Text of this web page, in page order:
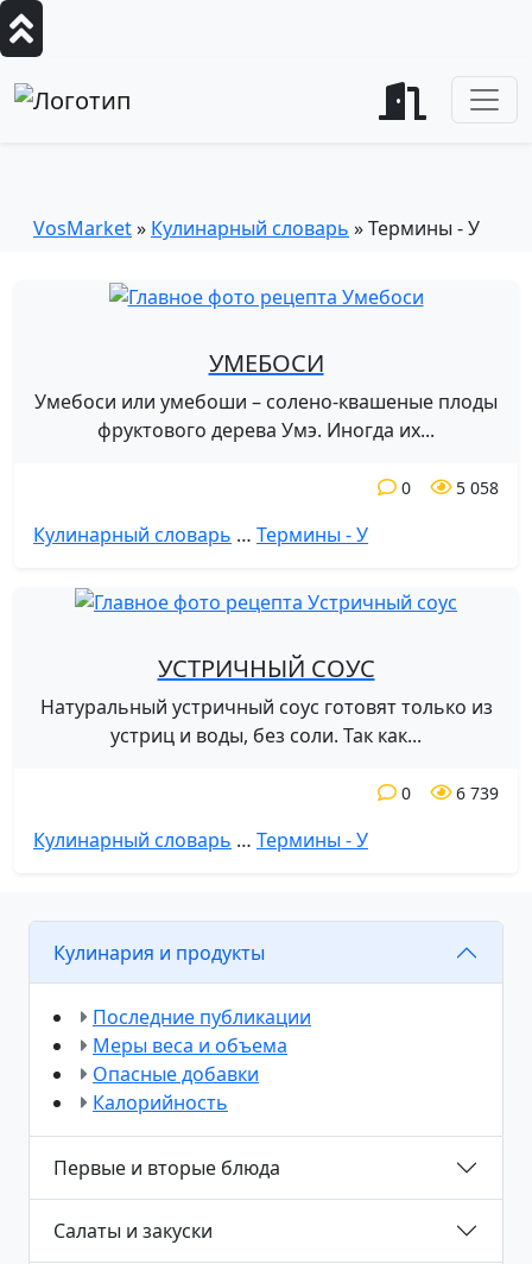
VosMarket» Кулинарный словарь » Термины - У
УМЕБОСИ
Умебоси или умебоши – солено-квашеные плоды
фруктового дерева Умэ. Иногда их...
5 058
0
Кулинарный словарь … Термины - У
УСТРИЧНЫЙ СОУС
Натуральный устричный соус готовят только из
устриц и воды, без соли. Так как...
6 739
0
Кулинарный словарь … Термины - У
Кулинария и продукты
Последние публикации
Меры веса и объема
Опасные добавки
Калорийность
Первые и вторые блюда
Салаты и закуски